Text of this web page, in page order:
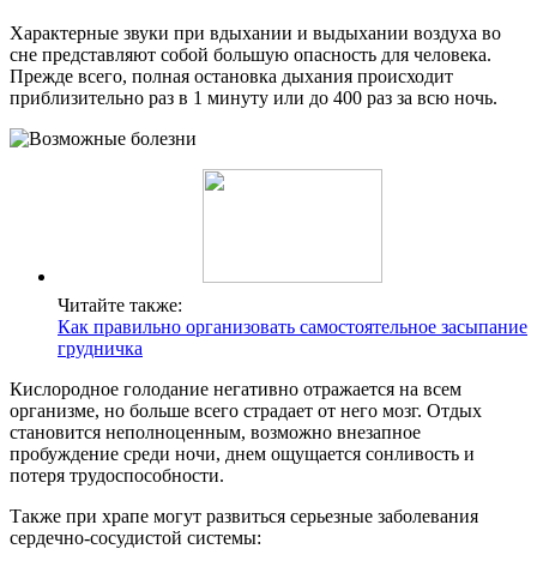
Характерные звуки при вдыхании и выдыхании воздуха во
сне представляют собой большую опасность для человека.
Прежде всего, полная остановка дыхания происходит
приблизительно раз в 1 минуту или до 400 раз за всю ночь.
Читайте также:
Как правильно организовать самостоятельное засыпание
грудничка
Кислородное голодание негативно отражается на всем
организме, но больше всего страдает от него мозг. Отдых
становится неполноценным, возможно внезапное
пробуждение среди ночи, днем ощущается сонливость и
потеря трудоспособности.
Также при храпе могут развиться серьезные заболевания
сердечно-сосудистой системы: